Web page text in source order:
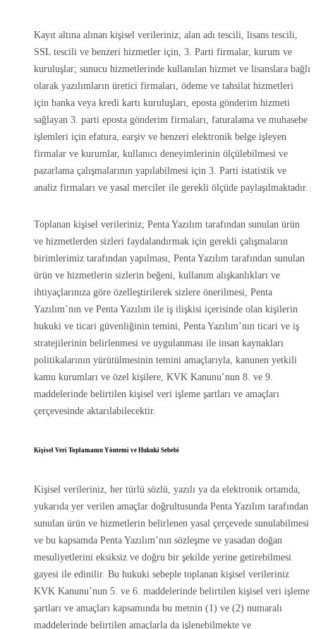
Kayıt altına alınan kişisel verileriniz; alan adı tescili, lisans tescili,
SSL tescili ve benzeri hizmetler için, 3. Parti firmalar, kurum ve
kuruluşlar; sunucu hizmetlerinde kullanılan hizmet ve lisanslara bağlı
olarak yazılımların üretici firmaları, ödeme ve tahsilat hizmetleri
için banka veya kredi kartı kuruluşları, eposta gönderim hizmeti
sağlayan 3. parti eposta gönderim firmaları, faturalama ve muhasebe
işlemleri için efatura, earşiv ve benzeri elektronik belge işleyen
firmalar ve kurumlar, kullanıcı deneyimlerinin ölçülebilmesi ve
pazarlama çalışmalarının yapılabilmesi için 3. Parti istatistik ve
analiz firmaları ve yasal merciler ile gerekli ölçüde paylaşılmaktadır.
Toplanan kişisel verileriniz; Penta Yazılım tarafından sunulan ürün
ve hizmetlerden sizleri faydalandırmak için gerekli çalışmaların
birimlerimiz tarafından yapılması, Penta Yazılım tarafından sunulan
ürün ve hizmetlerin sizlerin beğeni, kullanım alışkanlıkları ve
ihtiyaçlarınıza göre özelleştirilerek sizlere önerilmesi, Penta
Yazılım’nın ve Penta Yazılım ile iş ilişkisi içerisinde olan kişilerin
hukuki ve ticari güvenliğinin temini, Penta Yazılım’nın ticari ve iş
stratejilerinin belirlenmesi ve uygulanması ile insan kaynakları
politikalarının yürütülmesinin temini amaçlarıyla, kanunen yetkili
kamu kurumları ve özel kişilere, KVK Kanunu’nun 8. ve 9.
maddelerinde belirtilen kişisel veri işleme şartları ve amaçları
çerçevesinde aktarılabilecektir.
Kişisel Veri Toplamanın Yöntemi ve Hukuki Sebebi
Kişisel verileriniz, her türlü sözlü, yazılı ya da elektronik ortamda,
yukarıda yer verilen amaçlar doğrultusunda Penta Yazılım tarafından
sunulan ürün ve hizmetlerin belirlenen yasal çerçevede sunulabilmesi
ve bu kapsamda Penta Yazılım’nın sözleşme ve yasadan doğan
mesuliyetlerini eksiksiz ve doğru bir şekilde yerine getirebilmesi
gayesi ile edinilir. Bu hukuki sebeple toplanan kişisel verileriniz
KVK Kanunu’nun 5. ve 6. maddelerinde belirtilen kişisel veri işleme
şartları ve amaçları kapsamında bu metnin (1) ve (2) numaralı
maddelerinde belirtilen amaçlarla da işlenebilmekte ve